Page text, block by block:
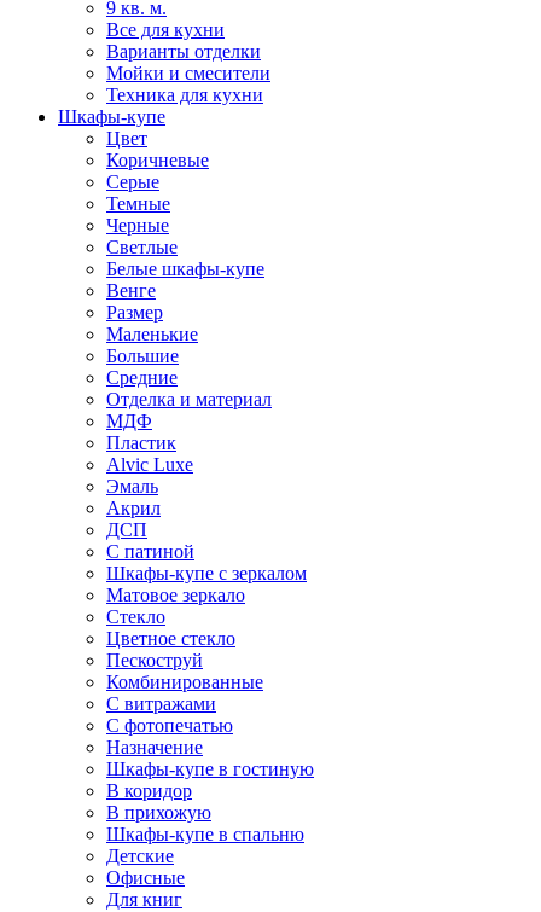
9 кв. м.
Все для кухни
Варианты отделки
Мойки и смесители
Техника для кухни
Шкафы-купе
Цвет
Коричневые
Серые
Темные
Черные
Светлые
Белые шкафы-купе
Венге
Размер
Маленькие
Большие
Средние
Отделка и материал
МДФ
Пластик
Alvic Luxe
Эмаль
Акрил
ДСП
С патиной
Шкафы-купе с зеркалом
Матовое зеркало
Стекло
Цветное стекло
Пескоструй
Комбинированные
С витражами
С фотопечатью
Назначение
Шкафы-купе в гостиную
В коридор
В прихожую
Шкафы-купе в спальню
Детские
Офисные
Для книг